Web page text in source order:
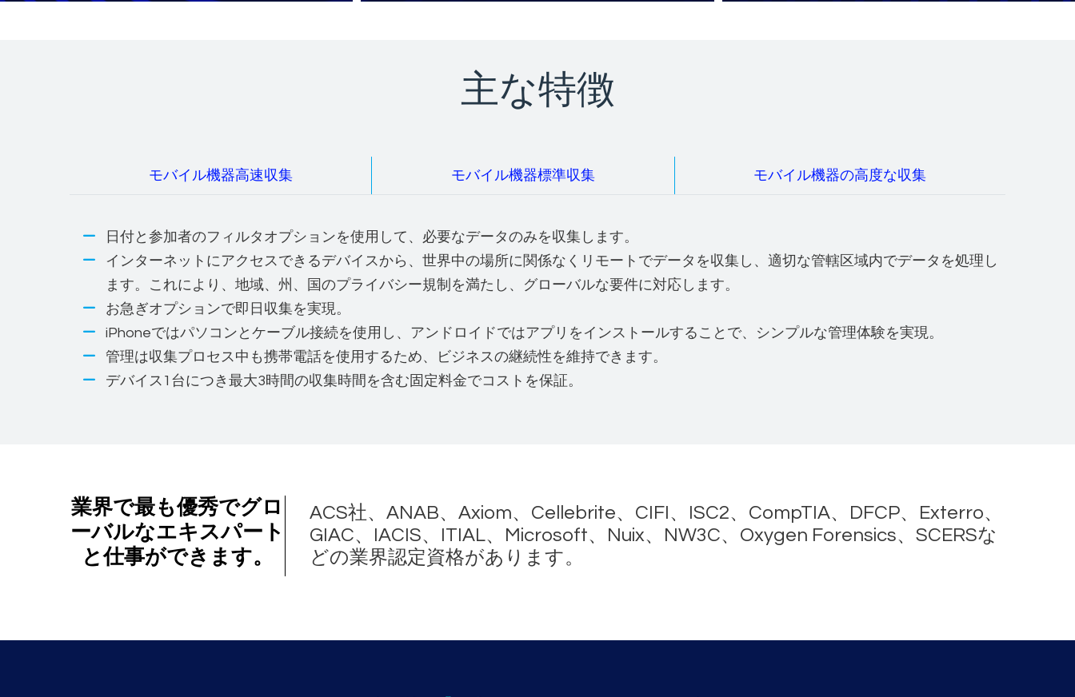
主な特徴
モバイル機器高速収集 モバイル機器標準収集 モバイル機器の高度な収集
日付と参加者のフィルタオプションを使用して、必要なデータのみを収集します。
インターネットにアクセスできるデバイスから、世界中の場所に関係なくリモートでデータを収集し、適切な管轄区域内でデータを処理し
ます。これにより、地域、州、国のプライバシー規制を満たし、グローバルな要件に対応します。
お急ぎオプションで即日収集を実現。
iPhoneではパソコンとケーブル接続を使用し、アンドロイドではアプリをインストールすることで、シンプルな管理体験を実現。
管理は収集プロセス中も携帯電話を使用するため、ビジネスの継続性を維持できます。
デバイス1台につき最大3時間の収集時間を含む固定料金でコストを保証。
業界で最も優秀でグロ
ーバルなエキスパート
と仕事ができます。
ACS社、ANAB、Axiom、Cellebrite、CIFI、ISC2、CompTIA、DFCP、Exterro、
GIAC、IACIS、ITIAL、Microsoft、Nuix、NW3C、Oxygen Forensics、SCERSな
どの業界認定資格があります。